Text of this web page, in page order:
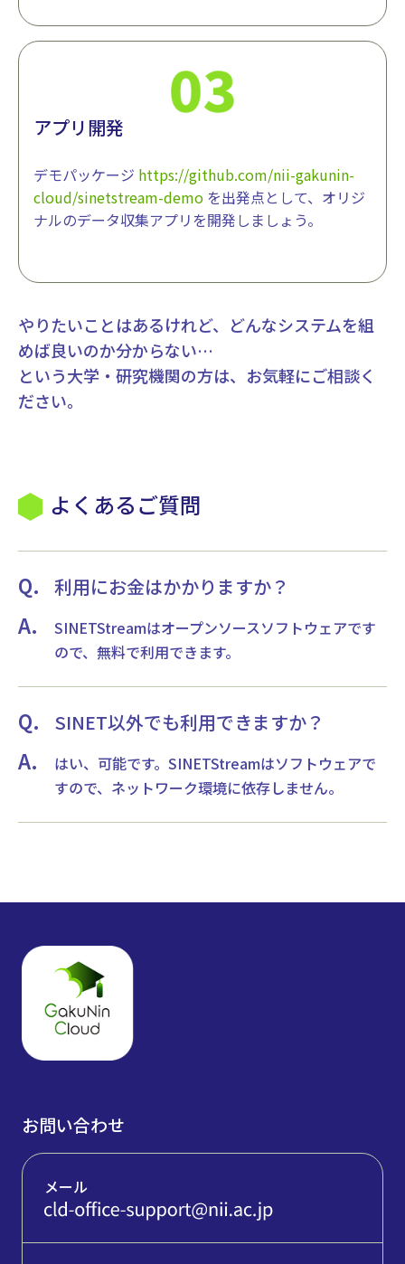
アプリ開発
デモパッケージ https://github.com/nii-gakunin-
cloud/sinetstream-demo を出発点として、オリジ
ナルのデータ収集アプリを開発しましょう。
やりたいことはあるけれど、どんなシステムを組
めば良いのか分からない…
という大学・研究機関の方は、お気軽にご相談く
ださい。
よくあるご質問
利用にお金はかかりますか？
SINETStreamはオープンソースソフトウェアです
ので、無料で利用できます。
SINET以外でも利用できますか？
はい、可能です。SINETStreamはソフトウェアで
すので、ネットワーク環境に依存しません。
お問い合わせ
メール